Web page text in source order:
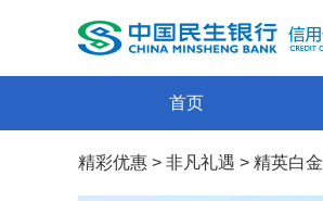
首页
精彩优惠 > 非凡礼遇 > 精英白